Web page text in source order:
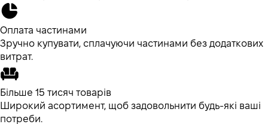
Оплата частинами
Зручно купувати, сплачуючи частинами без додаткових
витрат.
Більше 15 тисяч товарів
Широкий асортимент, щоб задовольнити будь-які ваші
потреби.